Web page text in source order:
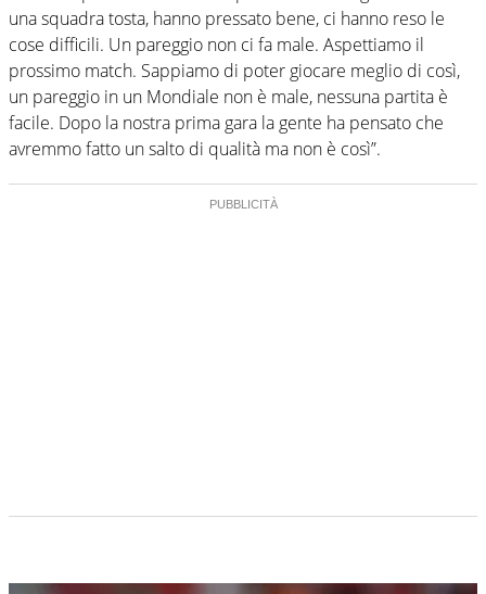
una squadra tosta, hanno pressato bene, ci hanno reso le
cose difficili. Un pareggio non ci fa male. Aspettiamo il
prossimo match. Sappiamo di poter giocare meglio di così,
un pareggio in un Mondiale non è male, nessuna partita è
facile. Dopo la nostra prima gara la gente ha pensato che
avremmo fatto un salto di qualità ma non è così”.